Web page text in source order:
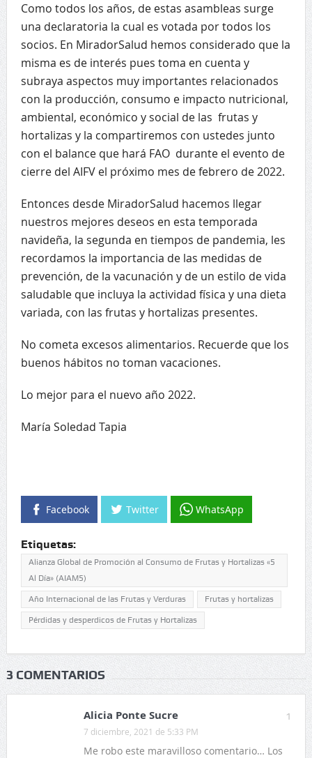
Como todos los años, de estas asambleas surge
una declaratoria la cual es votada por todos los
socios. En MiradorSalud hemos considerado que la
misma es de interés pues toma en cuenta y
subraya aspectos muy importantes relacionados
con la producción, consumo e impacto nutricional,
ambiental, económico y social de las frutas y
hortalizas y la compartiremos con ustedes junto
con el balance que hará FAO durante el evento de
cierre del AIFV el próximo mes de febrero de 2022.
Entonces desde MiradorSalud hacemos llegar
nuestros mejores deseos en esta temporada
navideña, la segunda en tiempos de pandemia, les
recordamos la importancia de las medidas de
prevención, de la vacunación y de un estilo de vida
saludable que incluya la actividad física y una dieta
variada, con las frutas y hortalizas presentes.
No cometa excesos alimentarios. Recuerde que los
buenos hábitos no toman vacaciones.
Lo mejor para el nuevo año 2022.
María Soledad Tapia
Facebook Twitter WhatsApp
Etiquetas:
Alianza Global de Promoción al Consumo de Frutas y Hortalizas «5
Al Día» (AIAM5)
Año Internacional de las Frutas y Verduras Frutas y hortalizas
Pérdidas y desperdicos de Frutas y Hortalizas
3 COMENTARIOS
1
Alicia Ponte Sucre
7 diciembre, 2021 de 5:33 PM
Me robo este maravilloso comentario… Los